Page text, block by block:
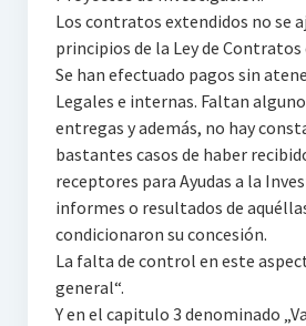
Los contratos extendidos no se
principios de la Ley de Contratos
Se han efectuado pagos sin
Legales e internas. Faltan
entregas y además, no hay
bastantes casos de haber
receptores para Ayudas a la
informes o resultados de
condicionaron su concesión.
La falta de control en este
general“.
Y en el capitulo 3 denominado